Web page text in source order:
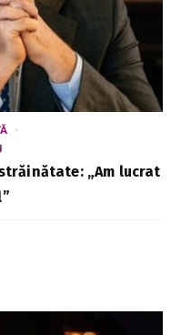
„Am lucrat